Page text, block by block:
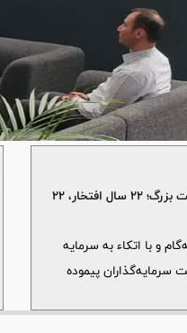
روایت یک مأموریت بزرگ؛ ۲۲ سال افتخار، ۲۲
و با اتکاء به سرمایه
پیموده